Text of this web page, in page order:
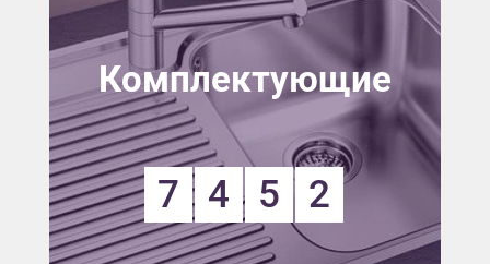
Комплектующие
7 4 5 2